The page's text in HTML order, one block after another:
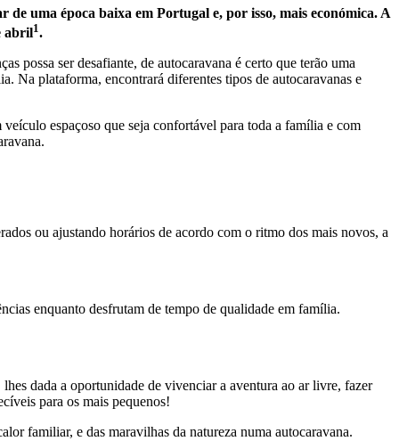
de uma época baixa em Portugal e, por isso, mais económica. A
abril1.
possa ser desafiante, de autocaravana é certo que terão uma
Na plataforma, encontrará diferentes tipos de autocaravanas e
espaçoso que seja confortável para toda a família e com
ou ajustando horários de acordo com o ritmo dos mais novos, a
enquanto desfrutam de tempo de qualidade em família.
dada a oportunidade de vivenciar a aventura ao ar livre, fazer
para os mais pequenos!
familiar, e das maravilhas da natureza numa autocaravana.